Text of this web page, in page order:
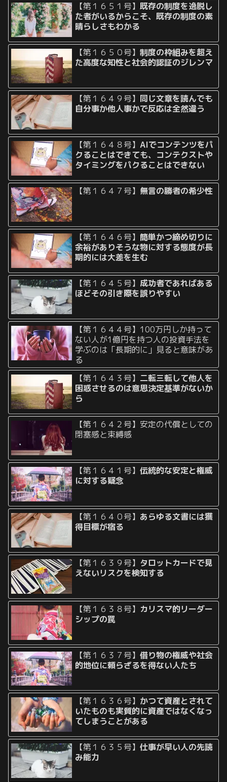
【第１６５１号】既存の制度を逸脱し
た者がいるからこそ、既存の制度の素
晴らしさもわかる
【第１６５０号】制度の枠組みを超え
た高度な知性と社会的認証のジレンマ
【第１６４９号】 同じ文章を読んでも
自分事か他人事かで反応は全然違う
【第１６４８号】AIでコンテンツをパ
クることはできても、コンテクストや
タイミングをパクることはできない
【第１６４７号】 無言の勝者の希少性
【第１６４６号】簡単かつ締め切りに
余裕がありそうな物に対する態度が長
期的には大差を生む
【第１６４５号】成功者であればある
ほどその引き際を誤りやすい
【第１６４４号】100万円しか持って
ない人が1億円を持つ人の投資手法を
学ぶのは「長期的に」見ると意味があ
る
【第１６４３号】 二転三転して他人を
困惑させるのは意思決定基準がないか
ら
【第１６４２号】安定の代償としての
閉塞感と束縛感
【第１６４１号】伝統的な安定と権威
に対する疑念
【第１６４０号】 あらゆる文書には獲
得目標が宿る
【第１６３９号】 タロットカードで見
えないリスクを検知する
【第１６３８号】 カリスマ的リーダー
シップの罠
【第１６３７号】借り物の権威や社会
的地位に頼らざるを得ない人たち
【第１６３６号】 かつて資産とされて
いたものも実質的に資産ではなくなっ
てしまうことがある
【第１６３５号】仕事が早い人の先読
み能力